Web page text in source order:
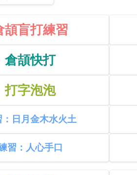
頡盲打練習
倉頡快打
打字泡泡
：日月金木水火土
習：人心手口